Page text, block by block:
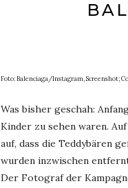
Foto: Balenciaga/Instagram, Screenshot;
Was bisher geschah:
Kinder zu sehen waren.
auf, dass die Teddybären
wurden inzwischen
Der Fotograf der